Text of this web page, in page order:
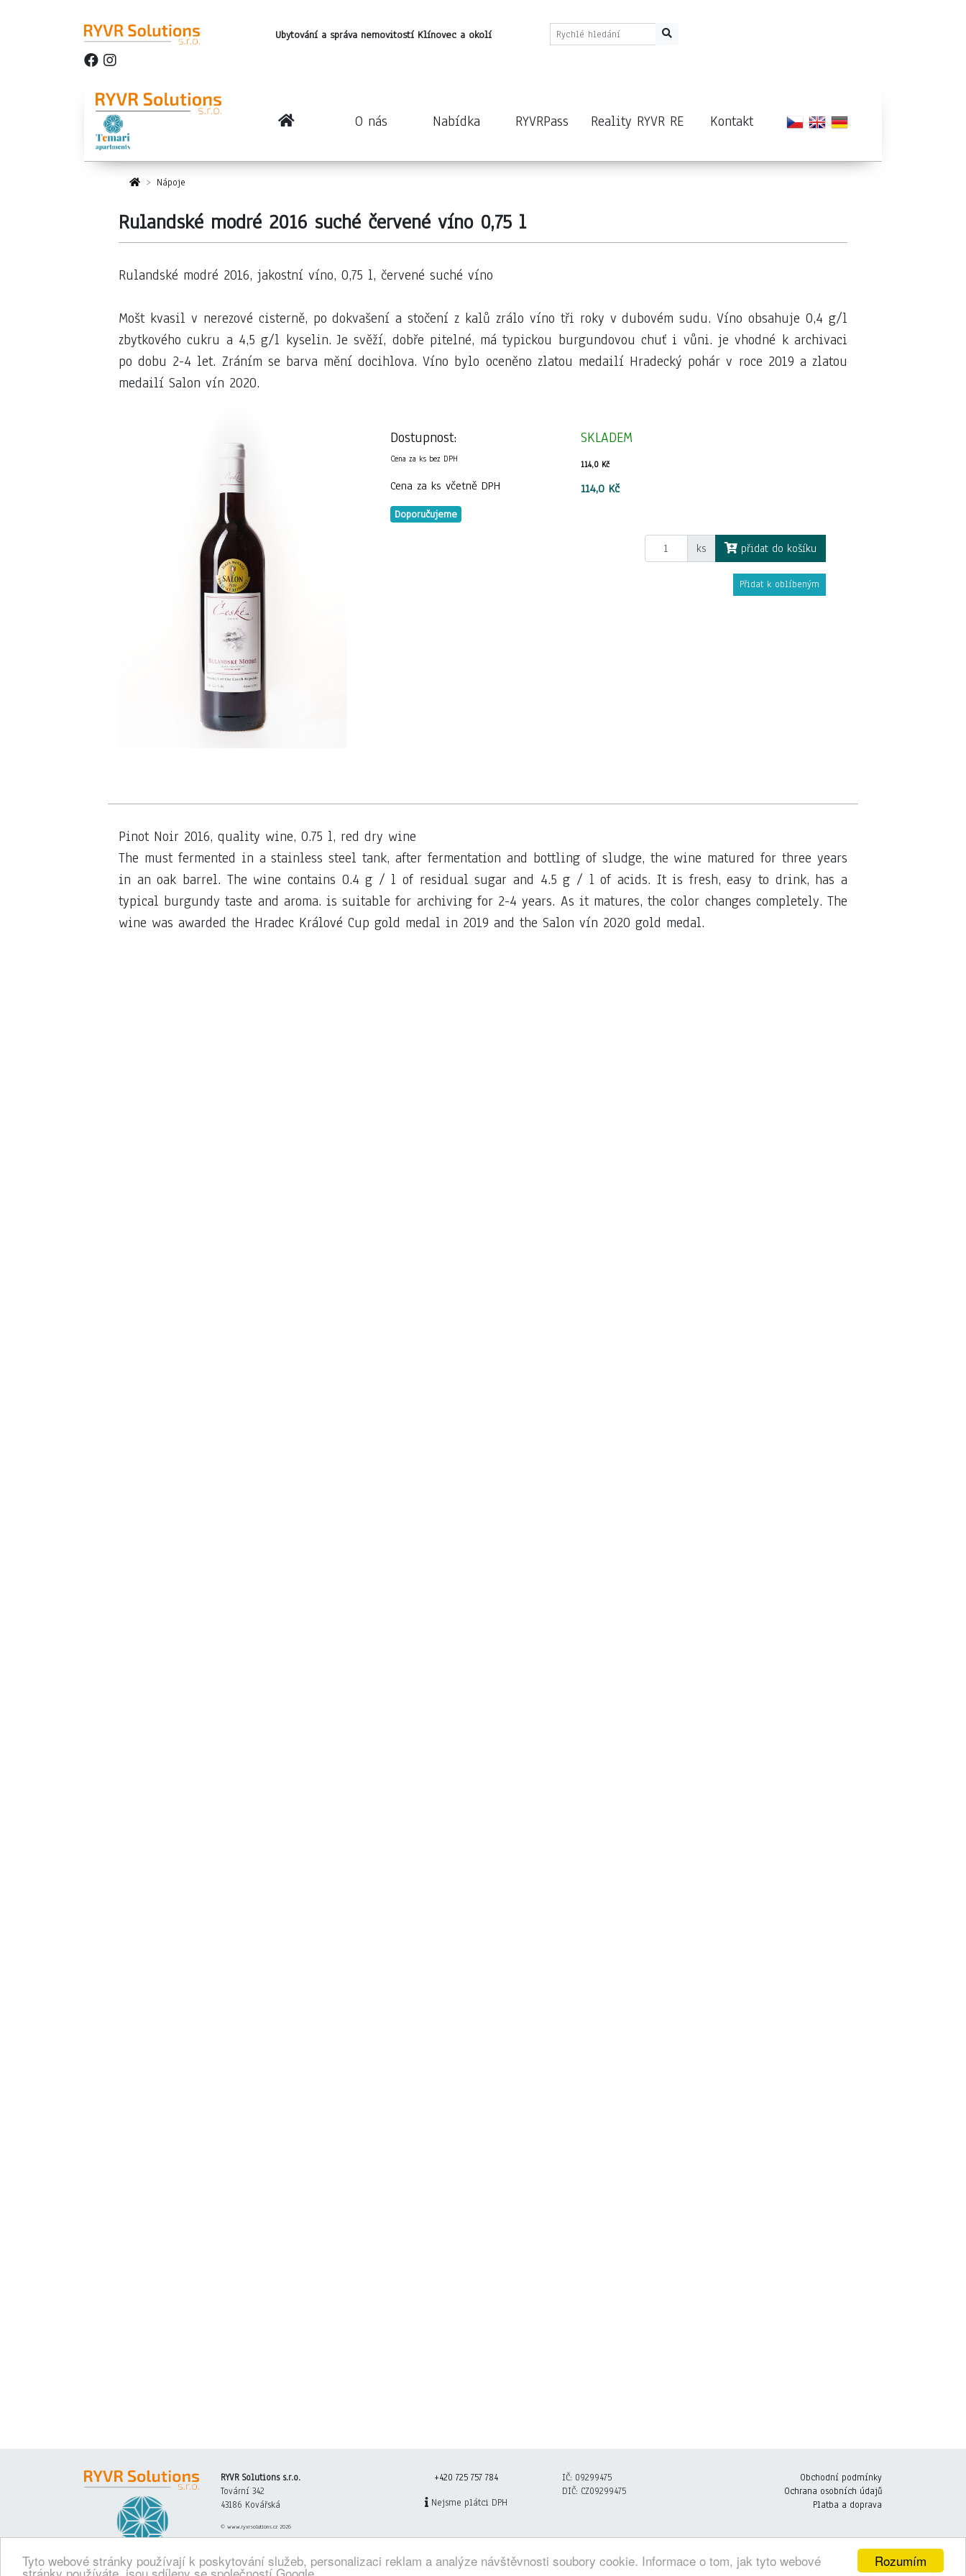
Rozumím
Tyto webové stránky používají k poskytování služeb, personalizaci reklam a analýze návštěvnosti soubory cookie. Informace o tom, jak tyto webové
Ubytování a správa nemovitostí Klínovec a okolí
O nás Nabídka RYVRPass Reality RYVR RE Kontakt
Nápoje
Rulandské modré 2016 suché červené víno 0,75 l
Rulandské modré 2016, jakostní víno, 0,75 l, červené suché víno
Mošt kvasil v nerezové cisterně, po dokvašení a stočení z kalů zrálo víno tři roky v dubovém sudu. Víno obsahuje 0,4 g/l
zbytkového cukru a 4,5 g/l kyselin. Je svěží, dobře pitelné, má typickou burgundovou chuť i vůni. je vhodné k archivaci
po dobu 2-4 let. Zráním se barva mění docihlova. Víno bylo oceněno zlatou medailí Hradecký pohár v roce 2019 a zlatou
medailí Salon vín 2020.
Dostupnost: SKLADEM
Cena za ks bez DPH 114,0 Kč
Cena za ks včetně DPH 114,0 Kč
Doporučujeme
ks přidat do košíku
Přidat k oblíbeným
Pinot Noir 2016, quality wine, 0.75 l, red dry wine
The must fermented in a stainless steel tank, after fermentation and bottling of sludge, the wine matured for three years
in an oak barrel. The wine contains 0.4 g / l of residual sugar and 4.5 g / l of acids. It is fresh, easy to drink, has a
typical burgundy taste and aroma. is suitable for archiving for 2-4 years. As it matures, the color changes completely. The
wine was awarded the Hradec Králové Cup gold medal in 2019 and the Salon vín 2020 gold medal.
RYVR Solutions s.r.o.
Tovární 342
43186 Kovářská
+420 725 757 784
Nejsme plátci DPH
IČ: 09299475
DIČ: CZ09299475
Obchodní podmínky
Ochrana osobních údajů
Platba a doprava
© www.ryvrsolutions.cz 2026